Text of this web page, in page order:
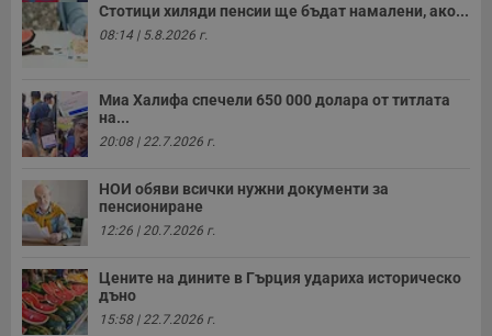
Стотици хиляди пенсии ще бъдат намалени, ако...
08:14 | 5.8.2026 г.
Миа Халифа спечели 650 000 долара от титлата
на...
20:08 | 22.7.2026 г.
НОИ обяви всички нужни документи за
пенсиониране
12:26 | 20.7.2026 г.
Цените на дините в Гърция удариха историческо
дъно
15:58 | 22.7.2026 г.